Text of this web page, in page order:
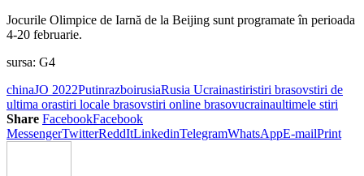
Jocurile Olimpice de Iarnă de la Beijing sunt programate în perioada
4-20 februarie.
sursa: G4
chinaJO 2022PutinrazboirusiaRusia Ucrainastiristiri brasovstiri de
ultima orastiri locale brasovstiri online brasovucrainaultimele stiri
Share FacebookFacebook
MessengerTwitterReddItLinkedinTelegramWhatsAppE-mailPrint